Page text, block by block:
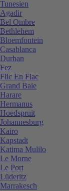
Tunesien
Agadir
Bel Ombre
Bethlehem
Bloemfontein
Casablanca
Durban
Fez
Flic En Flac
Grand Baie
Harare
Hermanus
Hoedspruit
Johannesburg
Kairo
Kapstadt
Katima Mulilo
Le Morne
Le Port
Lüderitz
Marrakesch